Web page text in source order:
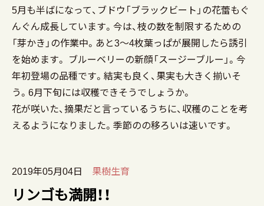
5月も半ばになって、ブドウ「ブラックビート」の花蕾もぐ
んぐん成長しています。今は、枝の数を制限するための
「芽かき」の作業中。あと3～4枚葉っぱが展開したら誘引
を始めます。 ブルーベリーの新顔「スージーブルー」。今
年初登場の品種です。結実も良く、果実も大きく揃いそ
う。6月下旬には収穫できそうでしょうか。
花が咲いた、摘果だと言っているうちに、収穫のことを考
えるようになりました。季節のの移ろいは速いです。
2019年05月04日 果樹生育
リンゴも満開！！